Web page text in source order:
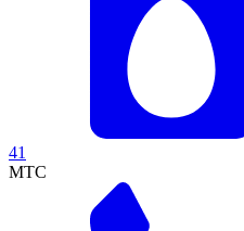
41
MTC